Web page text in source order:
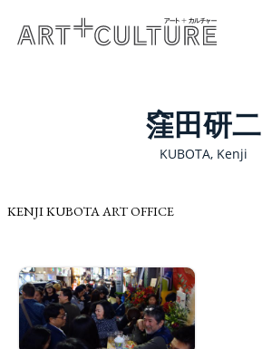
窪田研二
KUBOTA, Kenji
KENJI KUBOTA ART OFFICE